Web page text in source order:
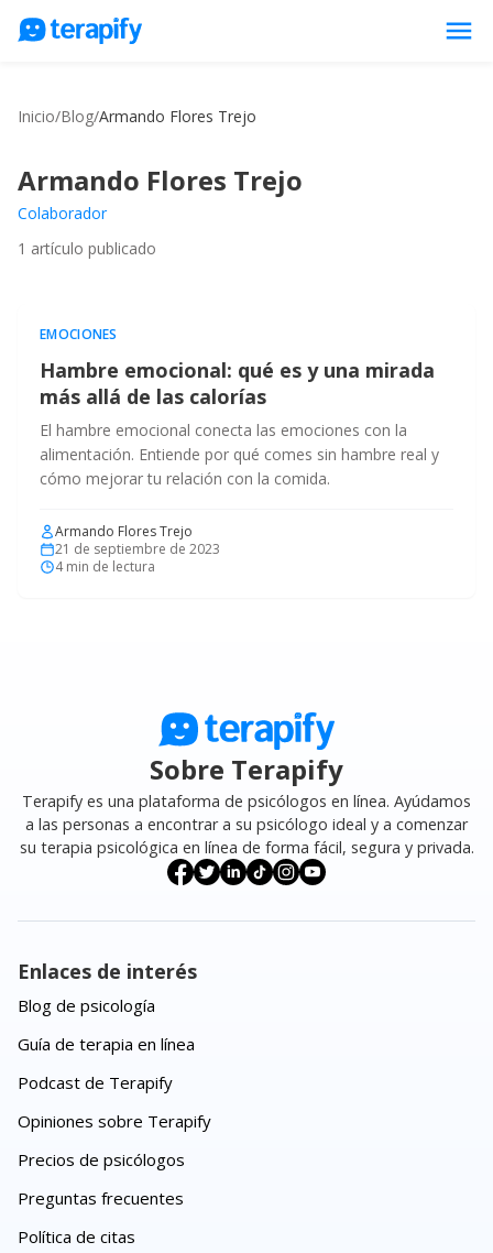
menu
Opiniones
Empresas
Preguntas frecuentes
Trabaja con nosotros
Inicio/Blog/Armando Flores Trejo
Armando Flores Trejo
Colaborador
1 artículo publicado
EMOCIONES
Hambre emocional: qué es y una mirada
más allá de las calorías
El hambre emocional conecta las emociones con la
alimentación. Entiende por qué comes sin hambre real y
cómo mejorar tu relación con la comida.
Armando Flores Trejo
21 de septiembre de 2023
4min de lectura
Sobre Terapify
Terapify es una plataforma de psicólogos en línea. Ayúdamos
a las personas a encontrar a su psicólogo ideal y a comenzar
su terapia psicológica en línea de forma fácil, segura y privada.
Enlaces de interés
Blog de psicología
Guía de terapia en línea
Podcast de Terapify
Opiniones sobre Terapify
Precios de psicólogos
Preguntas frecuentes
Política de citas